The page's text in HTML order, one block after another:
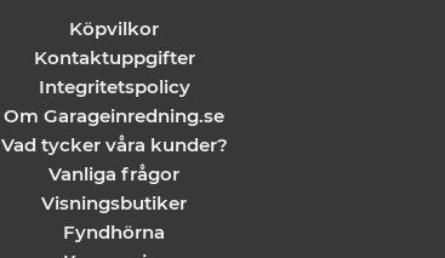
Köpvilkor
Kontaktuppgifter
Integritetspolicy
Om Garageinredning.se
Vad tycker våra kunder?
Vanliga frågor
Visningsbutiker
Fyndhörna